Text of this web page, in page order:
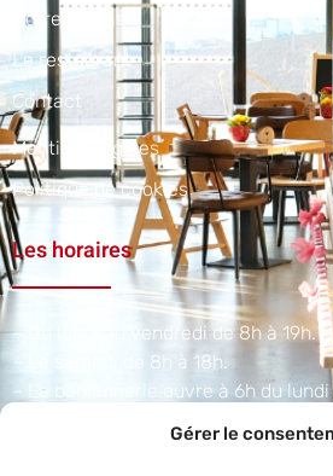
Gérer le
Notre magasin
Le restaurant
Contact
Mentions légales
Politique de cookies
Les horaires
– Du lundi au vendredi de 8h à 19h.
– Le samedi de 8h à 18h.
– La boulangerie ouvre à 6h du lundi